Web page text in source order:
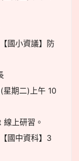
國小資議】防
期二)上午 10
上研習。
國中資科】3